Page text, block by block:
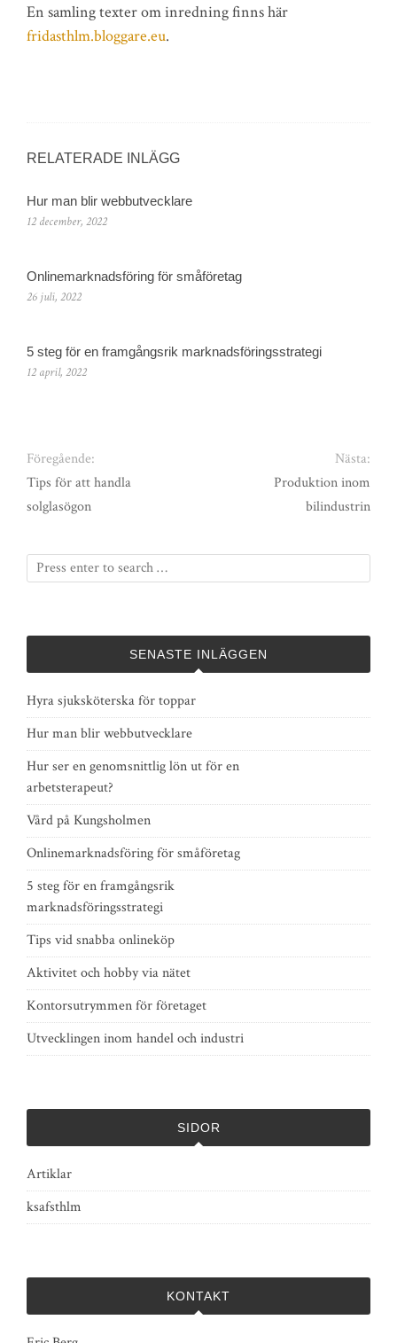
En samling texter om inredning finns här
fridasthlm.bloggare.eu.
RELATERADE INLÄGG
Hur man blir webbutvecklare
12 december, 2022
Onlinemarknadsföring för småföretag
26 juli, 2022
5 steg för en framgångsrik marknadsföringsstrategi
12 april, 2022
Föregående:
Tips för att handla
solglasögon
Nästa:
Produktion inom
bilindustrin
SENASTE INLÄGGEN
Hyra sjuksköterska för toppar
Hur man blir webbutvecklare
Hur ser en genomsnittlig lön ut för en
arbetsterapeut?
Vård på Kungsholmen
Onlinemarknadsföring för småföretag
5 steg för en framgångsrik
marknadsföringsstrategi
Tips vid snabba onlineköp
Aktivitet och hobby via nätet
Kontorsutrymmen för företaget
Utvecklingen inom handel och industri
SIDOR
Artiklar
ksafsthlm
KONTAKT